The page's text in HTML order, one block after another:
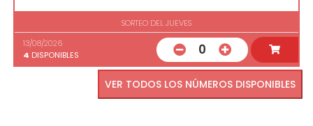
SORTEO DEL JUEVES
13/08/2026
4 DISPONIBLES 0
VER TODOS LOS NÚMEROS DISPONIBLES